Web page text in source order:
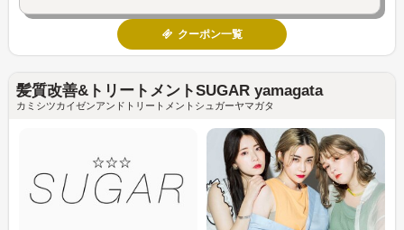
クーポン一覧
髪質改善&トリートメントSUGAR yamagata
カミシツカイゼンアンドトリートメントシュガーヤマガタ